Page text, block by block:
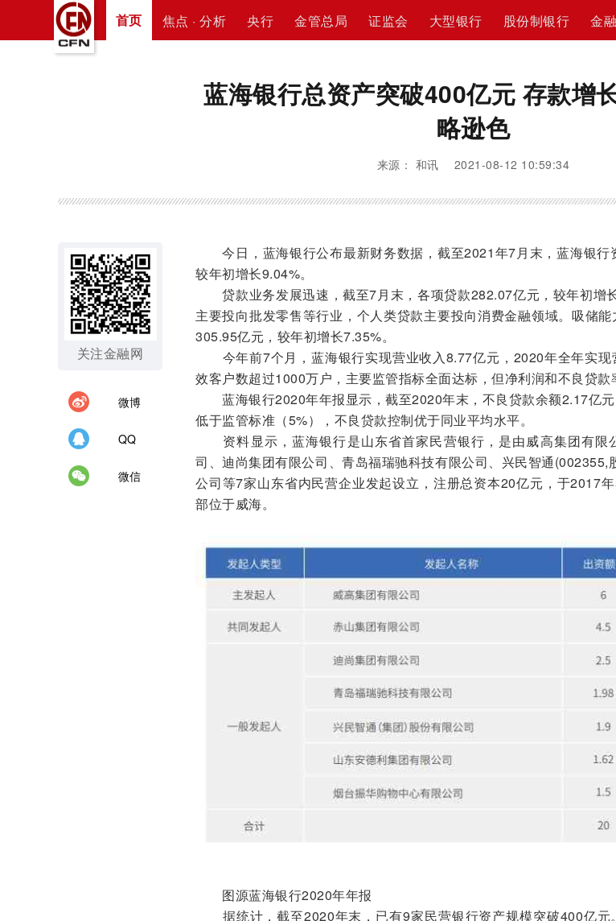
首页 焦点 · 分析 央行 金管总局 证监会 大型银行 股份制银行 金
蓝海银行总资产突破400亿元 存款增
略逊色
来源： 和讯 2021-08-12 10:59:34
关注金融网
微博
QQ
微信
今日，蓝海银行公布最新财务数据，截至2021年7月末，蓝海银行
较年初增长9.04%。
贷款业务发展迅速，截至7月末，各项贷款282.07亿元，较年初增
主要投向批发零售等行业，个人类贷款主要投向消费金融领域。吸储
305.95亿元，较年初增长7.35%。
今年前7个月，蓝海银行实现营业收入8.77亿元，2020年全年实现
效客户数超过1000万户，主要监管指标全面达标，但净利润和不良贷款
蓝海银行2020年年报显示，截至2020年末，不良贷款余额2.17亿元
低于监管标准（5%），不良贷款控制优于同业平均水平。
资料显示，蓝海银行是山东省首家民营银行，是由威高集团有限
司、迪尚集团有限公司、青岛福瑞驰科技有限公司、兴民智通(002355,
公司等7家山东省内民营企业发起设立，注册总资本20亿元，于2017
部位于威海。
图源蓝海银行2020年年报
据统计，截至2020年末，已有9家民营银行资产规模突破400亿元